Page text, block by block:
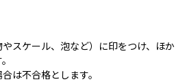
スケール、泡など）に印をつけ、ほか
は不合格とします。